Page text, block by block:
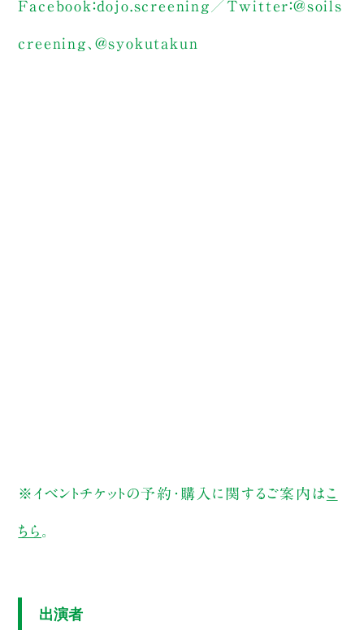
Facebook：dojo.screening／Twitter：@soils
creening、@syokutakun
※イベントチケットの予約・購入に関するご案内は こ
ちら
出演者